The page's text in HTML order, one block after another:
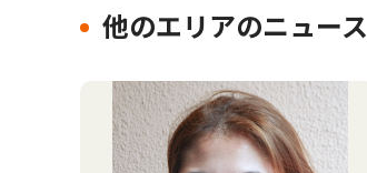
他のエリアのニュース